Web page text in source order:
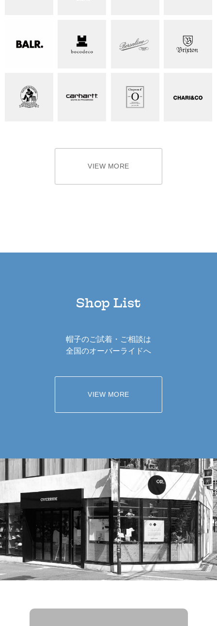
VIEW MORE
Shop List
帽子のご試着・ご相談は
全国のオーバーライドへ
VIEW MORE